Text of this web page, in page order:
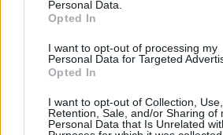
Personal Data.
Opted In
I want to opt-out of processing my
Personal Data for Targeted
Opted In
I want to opt-out of Collection, Use,
Retention, Sale, and/or Sharing of
Personal Data that Is Unrelated